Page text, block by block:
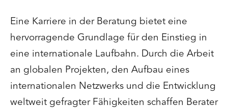
Eine Karriere in der Beratung bietet eine
hervorragende Grundlage für den Einstieg in
eine internationale Laufbahn. Durch die Arbeit
an globalen Projekten, den Aufbau eines
internationalen Netzwerks und die Entwicklung
weltweit gefragter Fähigkeiten schaffen Berater